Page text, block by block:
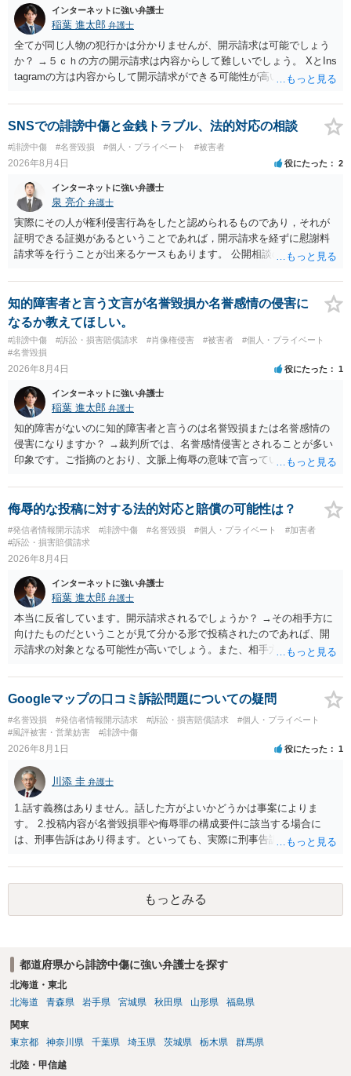
インターネットに強い弁護士
稲葉 進太郎 弁護士
全てが同じ人物の犯行かは分かりませんが、開示請求は可能でしょう
か？ →５ｃｈの方の開示請求は内容からして難しいでしょう。 XとIns
tagramの方は内容からして開示請求ができる可能性が高いでしょう。
いでしょう。７月中にアカウントが削除されている場合、今から進め
ても失敗する可能性が高いように思われます。 相手を特定できた場
合、相手に全ての弁護士費用を負担させることは可能でしょうか？ →
訴訟外の交渉で相手方が認めれば負担させることができるでしょう。
訴訟で判決となった場合は、実際の弁護士費用が認められる場合と認
められない場合があり何ともいえないところでしょう。
SNSでの誹謗中傷と金銭トラブル、法的対応の相談
#誹謗中傷 #名誉毀損 #個人・プライベート #被害者
2026年8月4日 役にたった 2
インターネットに強い弁護士
泉 亮介 弁護士
実際にその人が権利侵害行為をしたと認められるものであり，それが
証明できる証拠があるということであれば，開示請求を経ずに慰謝料
請求等を行うことが出来るケースもあります。 公開相談の場では回答
に個別に相談されると良いでしょう。
知的障害者と言う文言が名誉毀損か名誉感情の侵害に
なるか教えてほしい。
#誹謗中傷 #訴訟・損害賠償請求 #肖像権侵害 #被害者
#個人・プライベート
#名誉毀損
2026年8月4日 役にたった 1
インターネットに強い弁護士
稲葉 進太郎 弁護士
知的障害がないのに知的障害者と言うのは名誉毀損または名誉感情の
侵害になりますか？ →裁判所では、名誉感情侵害とされることが多い
印象です。ご指摘のとおり、文脈上侮辱の意味で言っている点も加味
侮辱的な投稿に対する法的対応と賠償の可能性は？
#発信者情報開示請求 #誹謗中傷 #名誉毀損 #個人・プライベート
#加害者
#訴訟・損害賠償請求
2026年8月4日
インターネットに強い弁護士
稲葉 進太郎 弁護士
本当に反省しています。開示請求されるでしょうか？ →その相手方に
向けたものだということが見て分かる形で投稿されたのであれば、開
示請求の対象となる可能性が高いでしょう。また、相手方の投稿した
と存じます。発信者情報開示請求が進むと、投稿に使った回線の契約
者のところに、意見照会がなされます。アカウント情報開示の場合
は、アカウントの登録メールに意見照会がなされます。 また、された
場合賠償金はいくらでしょうか。 →ケースバイケースであり、数万円
から１００万単位まで様々でしょう。裁判外であれば交渉して相手方
Googleマップの口コミ訴訟問題についての疑問
#名誉毀損 #発信者情報開示請求 #訴訟・損害賠償請求
#個人・プライベート
#風評被害・営業妨害
#誹謗中傷
2026年8月1日 役にたった 1
川添 圭 弁護士
1.話す義務はありません。話した方がよいかどうかは事案によりま
す。 2.投稿内容が名誉毀損罪や侮辱罪の構成要件に該当する場合に
は、刑事告訴はあり得ます。といっても、実際に刑事告訴に動くかど
です。Googleは電話番号の開示請求もできることが多いので、少しで
も特定可能になるよう、複数ルートで開示請求が行われることが多い
です。さらにいえば、利用者からの口コミ投稿の場合、開示請求者は
ある程度対象者を特定できている（ただし証拠による裏付けか必要な
もっとみる
都道府県から誹謗中傷に強い弁護士を探す
北海道・東北
北海道
青森県 岩手県 宮城県 秋田県 山形県 福島県
関東
東京都
神奈川県 千葉県 埼玉県 茨城県 栃木県 群馬県
北陸・甲信越